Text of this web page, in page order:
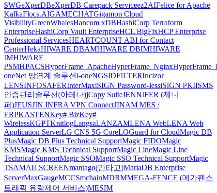
SWGeXperDBeXperDB Carepack Serviceez2AIFelice for Apache
KafkaFlocs.AIGAMECHATGigamon Cloud
VisibilityGreenWhalesHancom xDBHashiCorp Terraform
EnterpriseHashiCorp Vault EnterpriseHCL BigFixHCP Enterprise
Professional ServicesHEARTCOUNT ABI for Contact
CenterHekaHIWARE DBAMHIWARE DBIMHIWARE
IMHIWARE
PSMHPACSHyperFrame_ApacheHyperFrame_Nginx
oneNet 망연계 솔루션i-oneNGSIDFILTERIncizor
LENSINFOSAFERInterMaxiSIGN Password-lessiSIGN PKIISMS
인증관리솔루션(아테나)jCopy SuiteJENNIFER (제니
퍼)JEUSJIN INFRA VPN ConnectJINAM MES /
ERPKASTENKey# BizKey#
WirelessKGPTKnitlogLangsaLANZAMLENA WebLENA Web
Application ServerLG CNS 5G CoreLOGuard for CloudMagic DB
PlusMagic DB Plus Technical SupportMagic FIDOMagic
KMSMagic KMS Technical SupportMagic LineMagic Line
Technical SupportMagic SSOMagic SSO Technical SupportMagic
TSAMAILSCREENmantago(만타고)MariaDB Enterprise
ServerMaxGaugeMCCSmchainMDRMMEGA-FENCE (메가펜스
트래픽 유량제어 서비스)MESIM